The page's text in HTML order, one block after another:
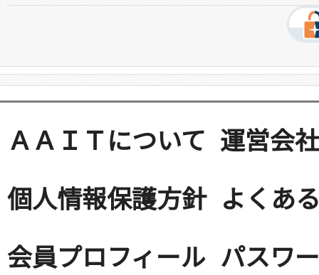
ＡＡＩＴについて 運営会社
個人情報保護方針 よくあ
会員プロフィール パスワ